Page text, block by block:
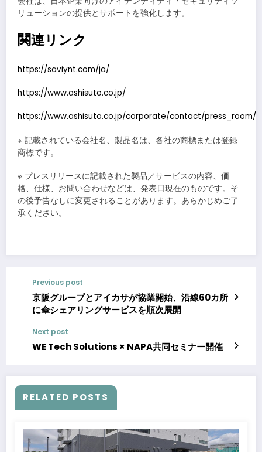
リューションの提供とサポートを強化します。
関連リンク
https://saviynt.com/ja/
https://www.ashisuto.co.jp/
https://www.ashisuto.co.jp/corporate/contact/press_room/
※ 記載されている会社名、製品名は、各社の商標または登録
商標です。
※ プレスリリースに記載された製品／サービスの内容、価
格、仕様、お問い合わせなどは、発表日現在のものです。そ
の後予告なしに変更されることがあります。あらかじめご了
承ください。
Previous post
京阪グループとアイカサが協業開始、沿線60カ所
に傘シェアリングサービスを順次展開
Next post
WE Tech Solutions × NAPA共同セミナー開催
RELATED POSTS